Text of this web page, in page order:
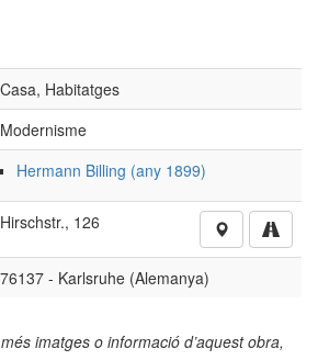
(Foto: Pbe;
Casa, Habitatges
Modernisme
Hermann Billing (any 1899)
Hirschstr., 126